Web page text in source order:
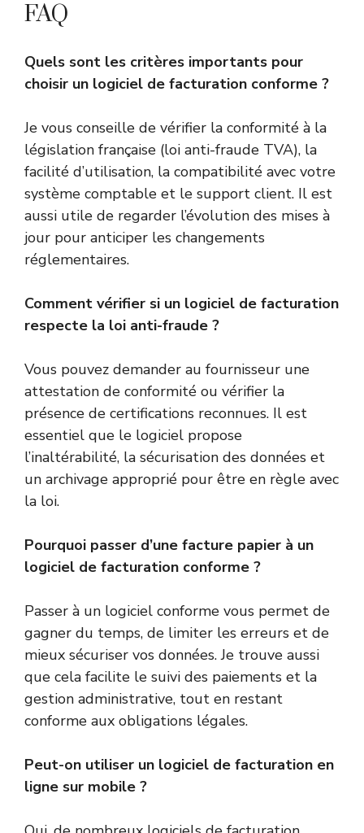
FAQ
Quels sont les critères importants pour
choisir un logiciel de facturation conforme ?
Je vous conseille de vérifier la conformité à la
législation française (loi anti-fraude TVA), la
facilité d’utilisation, la compatibilité avec votre
système comptable et le support client. Il est
aussi utile de regarder l’évolution des mises à
jour pour anticiper les changements
réglementaires.
Comment vérifier si un logiciel de facturation
respecte la loi anti-fraude ?
Vous pouvez demander au fournisseur une
attestation de conformité ou vérifier la
présence de certifications reconnues. Il est
essentiel que le logiciel propose
l’inaltérabilité, la sécurisation des données et
un archivage approprié pour être en règle avec
la loi.
Pourquoi passer d’une facture papier à un
logiciel de facturation conforme ?
Passer à un logiciel conforme vous permet de
gagner du temps, de limiter les erreurs et de
mieux sécuriser vos données. Je trouve aussi
que cela facilite le suivi des paiements et la
gestion administrative, tout en restant
conforme aux obligations légales.
Peut-on utiliser un logiciel de facturation en
ligne sur mobile ?